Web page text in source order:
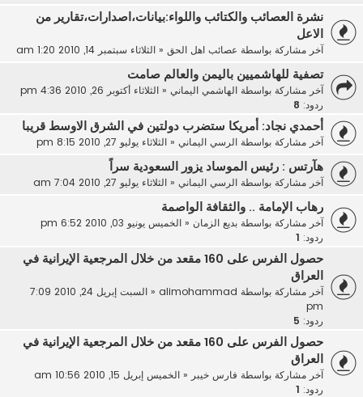
نشرة العصائب والكتائب واللواء:بيانات،اصدارات،تقارير من
الاعل
آخر مشاركة بواسطة عصائب اهل الحق« الثلاثاء سبتمبر 14, 2010 1:20 am
تصفية للهاشميين باليمن والعالم صامت
آخر مشاركة بواسطة الهاشمي اليماني « الثلاثاء أكتوبر 26, 2010 4:36 pm
ردود: 8
أحمدي نجاد: أمريكا ستضرب دولتين في الشرق الاوسط قريبا
آخر مشاركة بواسطة الرسي اليماني « الثلاثاء يوليو 27, 2010 8:15 pm
هآرتس : رئيس الموساد يزور السعودية سراً
آخر مشاركة بواسطة الرسي اليماني « الثلاثاء يوليو 27, 2010 7:04 am
رهاب الإمامة .. والثقافة الواصمة
آخر مشاركة بواسطة بديع الزمان« الخميس يونيو 03, 2010 6:52 pm
ردود:
حصول الفرس على 160 مقعد من خلال المرجعية الإيرانية في
العراق
آخر مشاركة بواسطة alimohammad
«
السبت إبريل 24, 2010 7:09
pm
ردود: 5
حصول الفرس على 160 مقعد من خلال المرجعية الإيرانية في
العراق
آخر مشاركة بواسطة فارس خيبر« الخميس إبريل 15, 2010 10:56 am
ردود: